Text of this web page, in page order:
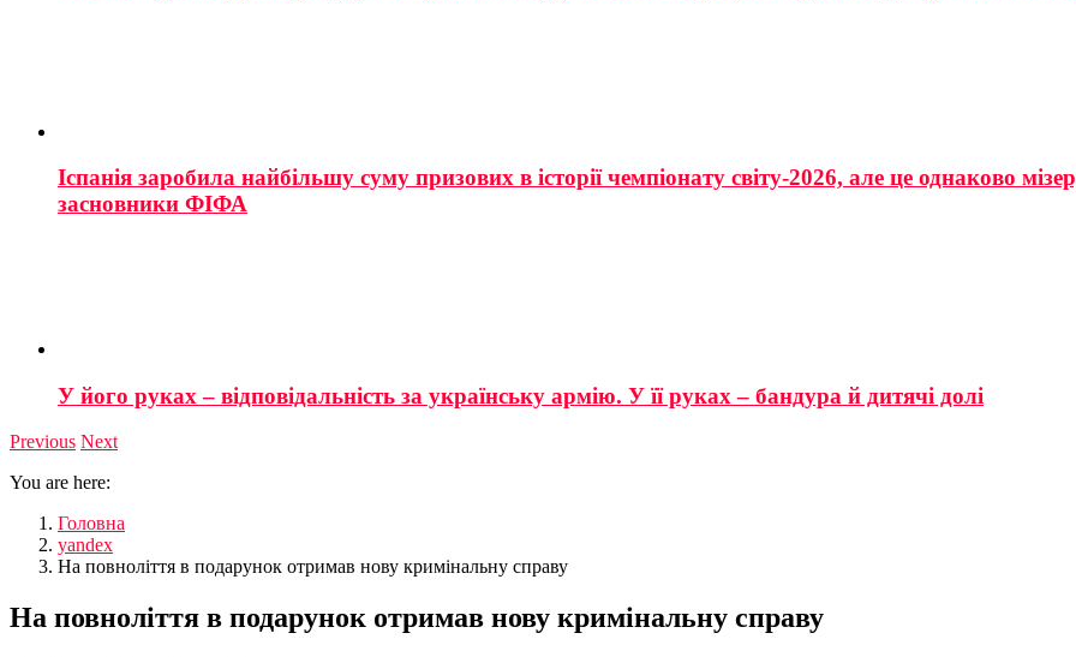
Іспанія заробила найбільшу суму призових в історії чемпіонату світу-2026, але це однаково
засновники ФІФА
У його руках – відповідальність за українську армію. У її руках – бандура й дитячі долі
Previous Next
You are here:
Головна
yandex
На повноліття в подарунок отримав нову кримінальну справу
На повноліття в подарунок отримав нову кримінальну справу